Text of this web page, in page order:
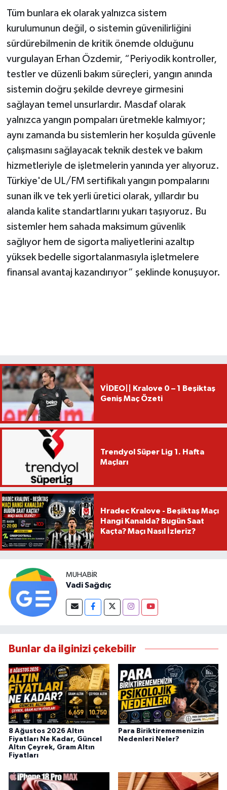
Tüm bunlara ek olarak yalnızca sistem
kurulumunun değil, o sistemin güvenilirliğini
sürdürebilmenin de kritik önemde olduğunu
vurgulayan Erhan Özdemir, “Periyodik kontroller,
testler ve düzenli bakım süreçleri, yangın anında
sistemin doğru şekilde devreye girmesini
sağlayan temel unsurlardır. Masdaf olarak
yalnızca yangın pompaları üretmekle kalmıyor;
aynı zamanda bu sistemlerin her koşulda güvenle
çalışmasını sağlayacak teknik destek ve bakım
hizmetleriyle de işletmelerin yanında yer alıyoruz.
Türkiye'de UL/FM sertifikalı yangın pompalarını
sunan ilk ve tek yerli üretici olarak, yıllardır bu
alanda kalite standartlarını yukarı taşıyoruz. Bu
sistemler hem sahada maksimum güvenlik
sağlıyor hem de sigorta maliyetlerini azaltıp
yüksek bedelle sigortalanmasıyla işletmelere
finansal avantaj kazandırıyor” şeklinde konuşuyor.
VİDEO|| Kralove 0 – 1 Beşiktaş
Geniş Maç Özeti
Trendyol Süper Lig 1. Hafta
Maçları
Hradec Kralove - Beşiktaş Maçı
Hangi Kanalda? Bugün Saat
Kaçta? Maçı Nasıl İzleriz?
MUHABIR
Vadi Sağdıç
Bunlar da ilginizi çekebilir
8 Ağustos 2026 Altın
Fiyatları Ne Kadar, Güncel
Altın Çeyrek, Gram Altın
Fiyatları
Para Biriktirememenizin
Nedenleri Neler?